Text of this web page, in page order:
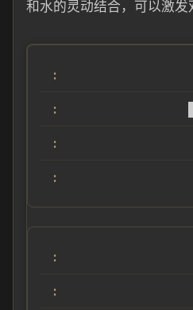
和水的灵动结合，可以激发